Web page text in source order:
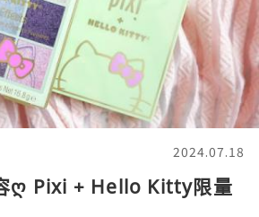
2024.07.18
ღ Pixi + Hello Kitty限量